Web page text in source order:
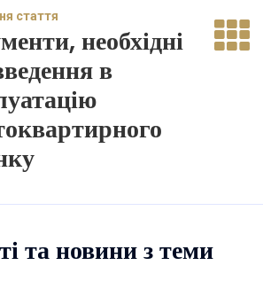
стаття
необхідні
в
та новини з теми